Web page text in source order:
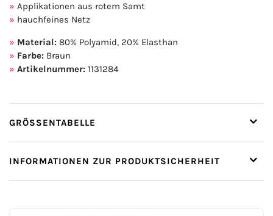
Applikationen aus rotem Samt
hauchfeines Netz
Material: 80% Polyamid, 20% Elasthan
Farbe: Braun
Artikelnummer: 1131284
GRÖSSENTABELLE
INFORMATIONEN ZUR PRODUKTSICHERHEIT